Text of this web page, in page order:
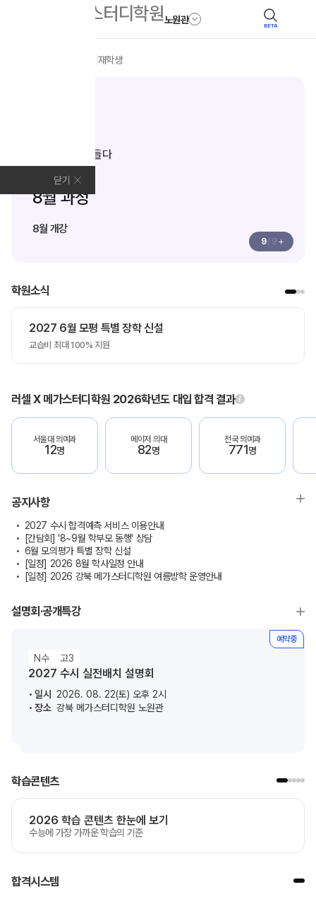
노원관 BETA
닫기
재학생
학습전략을 만들다
Fit PM
8월 과정
8월 개강
9/ 9 +
학원소식
2027 6월 모평 특별 장학 신설
교습비 최대 100% 지원
러셀 X 메가스터디학원 2026학년도 대입 합격 결과
서울대 의예과
12명
메이저 의대
82명
전국 의예과
771명
공지사항
2027 수시 합격예측 서비스 이용안내
[간담회] '8~9월 학부모 동행' 상담
6월 모의평가 특별 장학 신설
[일정] 2026 8월 학사일정 안내
[일정] 2026 강북 메가스터디학원 여름방학 운영안내
설명회·공개특강
N수 고3
2027 수시 실전배치 설명회
일시 2026. 08. 22(토) 오후 2시
장소 강북 메가스터디학원 노원관
예약중
학습콘텐츠
2026 학습 콘텐츠 한눈에 보기
수능에 가장 가까운 학습의 기준
합격시스템